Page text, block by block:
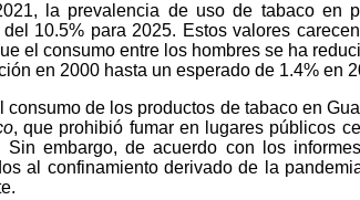
la prevalencia de uso de tabaco en
10.5% para 2025. Estos valores
el consumo entre los hombres se ha
en 2000 hasta un esperado de 1.4% en
de los productos de tabaco en
, que prohibió fumar en lugares públicos
embargo, de acuerdo con los
al confinamiento derivado de la